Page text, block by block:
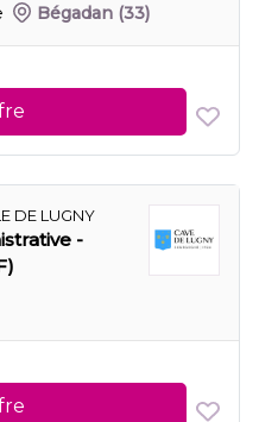
Bégadan (33)
DE LUGNY
-